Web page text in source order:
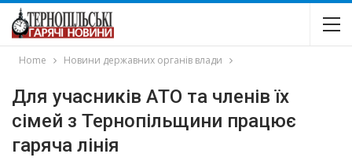
Home Новини державних органів влади
Для yчacникiв АТО тa члeнiв їх
ciмeй з Тернопільщини пpaцює
гapячa лiнiя